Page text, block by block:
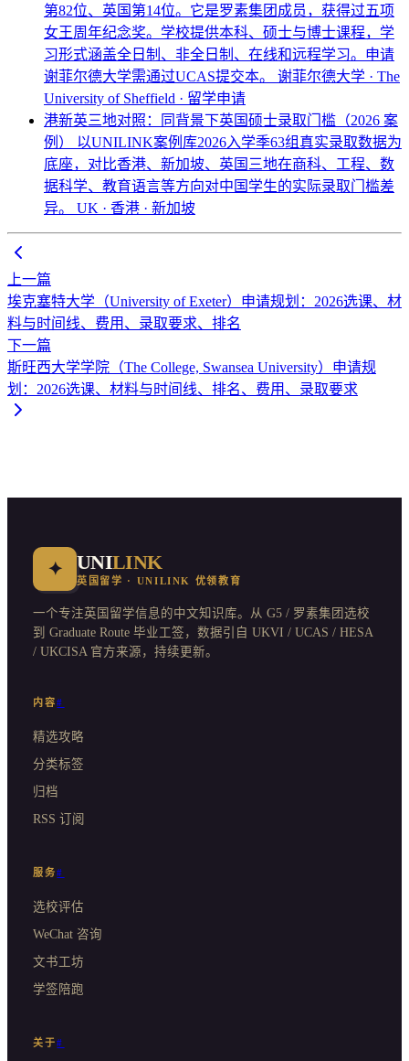
第82位、英国第14位。它是罗素集团成员，获得过五项
女王周年纪念奖。学校提供本科、硕士与博士课程，学
习形式涵盖全日制、非全日制、在线和远程学习。申请
谢菲尔德大学需通过UCAS提交本。 谢菲尔德大学 · The
University of Sheffield · 留学申请
港新英三地对照：同背景下英国硕士录取门槛（2026 案
例） 以UNILINK案例库2026入学季63组真实录取数据为
底座，对比香港、新加坡、英国三地在商科、工程、数
据科学、教育语言等方向对中国学生的实际录取门槛差
异。 UK · 香港 · 新加坡
上一篇
埃克塞特大学（University of Exeter）申请规划：2026选课、材
料与时间线、费用、录取要求、排名
下一篇
斯旺西大学学院（The College, Swansea University）申请规
划：2026选课、材料与时间线、排名、费用、录取要求
✦ UNILINK
英国留学 · UNILINK 优领教育
一个专注英国留学信息的中文知识库。从 G5 / 罗素集团选校
到 Graduate Route 毕业工签，数据引自 UKVI / UCAS / HESA
/ UKCISA 官方来源，持续更新。
内容#
精选攻略
分类标签
归档
RSS 订阅
服务#
选校评估
WeChat 咨询
文书工坊
学签陪跑
关于#